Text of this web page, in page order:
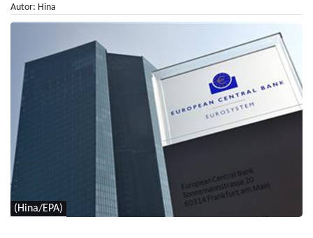
Autor: Hina
(Hina/EPA)